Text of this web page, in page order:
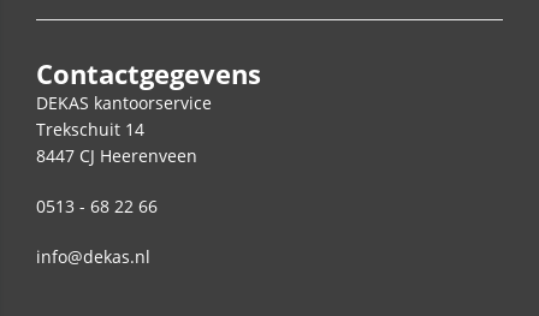
Contactgegevens
DEKAS kantoorservice
Trekschuit 14
8447 CJ Heerenveen
0513 - 68 22 66
info@dekas.nl